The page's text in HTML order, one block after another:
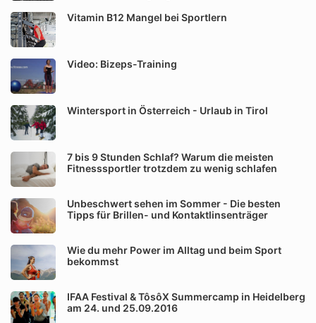
Vitamin B12 Mangel bei Sportlern
Video: Bizeps-Training
Wintersport in Österreich - Urlaub in Tirol
7 bis 9 Stunden Schlaf? Warum die meisten
Fitnesssportler trotzdem zu wenig schlafen
Unbeschwert sehen im Sommer - Die besten
Tipps für Brillen- und Kontaktlinsenträger
Wie du mehr Power im Alltag und beim Sport
bekommst
IFAA Festival & TôsôX Summercamp in Heidelberg
am 24. und 25.09.2016